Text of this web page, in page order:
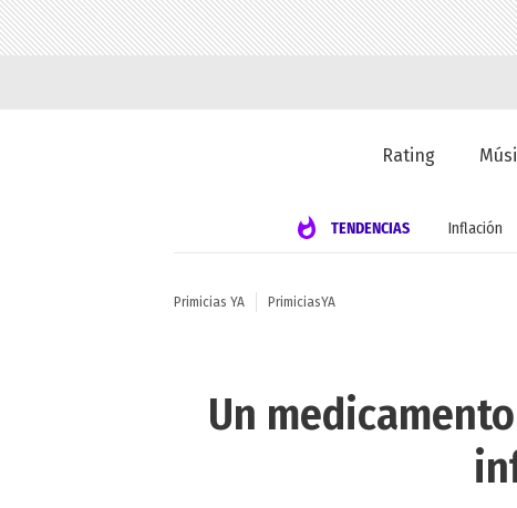
Rating
TENDENCIAS Inflación
Primicias YA PrimiciasYA
Un